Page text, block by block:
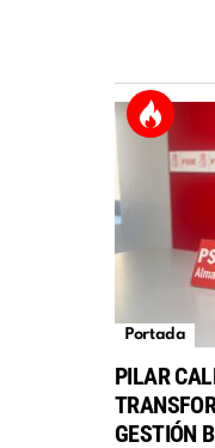
Portada
PILAR
GESTIÓN